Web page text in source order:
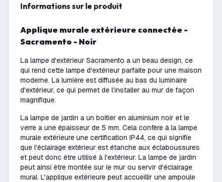
Informations sur le produit
Applique murale extérieure connectée -
Sacramento - Noir
La lampe d'extérieur Sacramento a un beau design, ce
qui rend cette lampe d'extérieur parfaite pour une maison
moderne. La lumière est diffusée au bas du luminaire
d'extérieur, ce qui permet de l’installer au mur de façon
magnifique.
La lampe de jardin a un boîtier en aluminium noir et le
verre a une épaisseur de 5 mm. Cela confère à la lampe
murale extérieure une certification IP44, ce qui signifie
que l'éclairage extérieur est étanche aux éclaboussures
et peut donc être utilisé à l'extérieur. La lampe de jardin
peut ainsi être montée sur le mur ou servir d'éclairage
mural. L'applique extérieure peut accueillir une ampoule